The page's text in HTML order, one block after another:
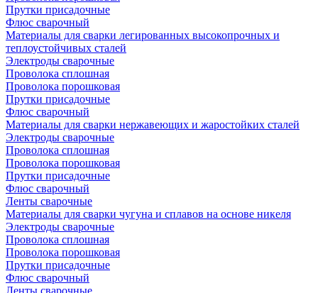
Прутки присадочные
Флюс сварочный
Материалы для сварки легированных высокопрочных и
теплоустойчивых сталей
Электроды сварочные
Проволока сплошная
Проволока порошковая
Прутки присадочные
Флюс сварочный
Материалы для сварки нержавеющих и жаростойких сталей
Электроды сварочные
Проволока сплошная
Проволока порошковая
Прутки присадочные
Флюс сварочный
Ленты сварочные
Материалы для сварки чугуна и сплавов на основе никеля
Электроды сварочные
Проволока сплошная
Проволока порошковая
Прутки присадочные
Флюс сварочный
Ленты сварочные